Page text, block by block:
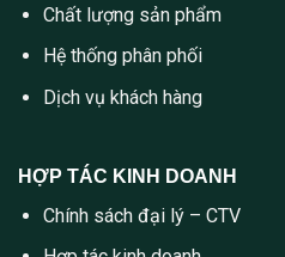
Chất lượng sản phẩm
Hệ thống phân phối
Dịch vụ khách hàng
HỢP TÁC KINH DOANH
Chính sách đại lý – CTV